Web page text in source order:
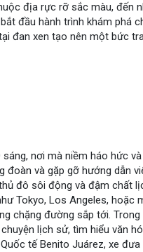
địa rực rỡ sắc màu, đến
đầu hành trình khám phá
đan xen tạo nên một bức
nơi mà niềm háo hức
đoàn và gặp gỡ hướng dẫn
đô sôi động và đậm chất
Tokyo, Los Angeles, hoặc
chặng đường sắp tới.
lịch sử, tìm hiểu văn
tế Benito Juárez, xe